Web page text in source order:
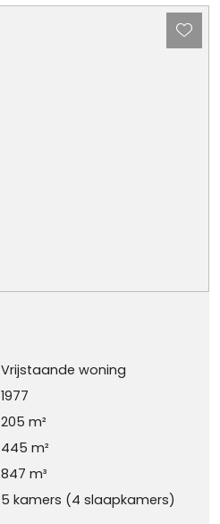
Vrijstaande woning
1977
205 m²
445 m²
847 m³
5 kamers (4 slaapkamers)